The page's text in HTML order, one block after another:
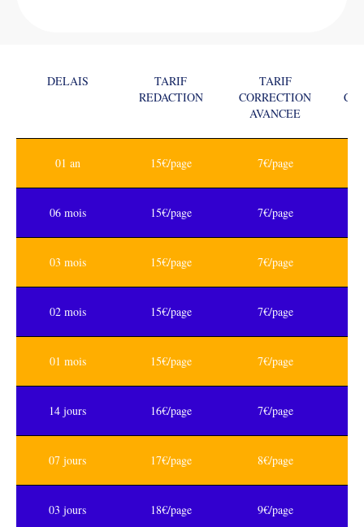
DELAIS
TARIF
REDACTION
TARIF
CORRECTION
AVANCEE
01 an 15€/page 7€/page
06 mois 15€/page 7€/page
03 mois 15€/page 7€/page
02 mois 15€/page 7€/page
01 mois 15€/page 7€/page
14 jours 16€/page 7€/page
07 jours 17€/page 8€/page
03 jours 18€/page 9€/page